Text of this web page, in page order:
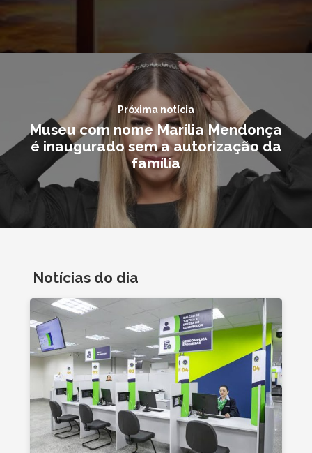
Próxima notícia
Museu com nome Marília Mendonça
é inaugurado sem a autorização da
família
Notícias do dia